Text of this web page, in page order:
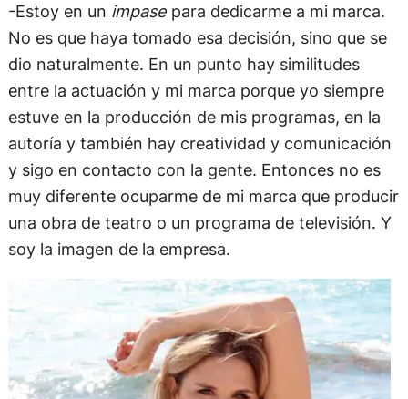
-Estoy en un impasepara dedicarme a mi marca.
No es que haya tomado esa decisión, sino que se
dio naturalmente. En un punto hay similitudes
entre la actuación y mi marca porque yo siempre
estuve en la producción de mis programas, en la
autoría y también hay creatividad y comunicación
y sigo en contacto con la gente. Entonces no es
muy diferente ocuparme de mi marca que producir
una obra de teatro o un programa de televisión. Y
soy la imagen de la empresa.